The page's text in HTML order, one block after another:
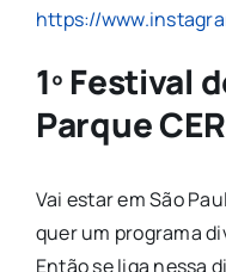
https://
1º Festival
Parque
Vai estar em São
quer um programa
Então se liga nessa